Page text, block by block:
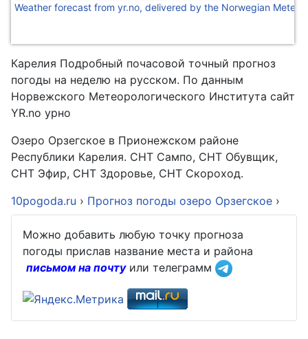
Weather forecast from yr.no, delivered by the Norwegian
Карелия Подробный почасовой точный прогноз
погоды на неделю на русском. По данным
Норвежского Метеорологического Института сайт
YR.no урно
Озеро Орзегское в Прионежском районе
Республики Карелия. СНТ Сампо, СНТ Обувщик,
СНТ Эфир, СНТ Здоровье, СНТ Скороход.
10pogoda.ru › Прогноз погоды озеро Орзегское ›
Можно добавить любую точку прогноза
погоды прислав название места и района
письмом на почтуили телеграмм